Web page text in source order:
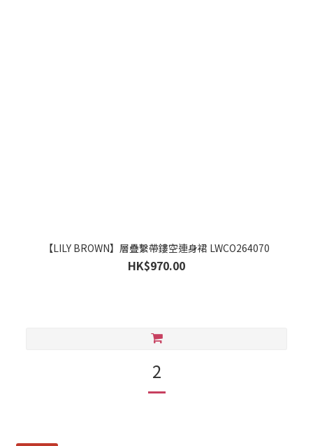
【LILY BROWN】層疊繫帶鏤空連身裙 LWCO264070
HK$970.00
2